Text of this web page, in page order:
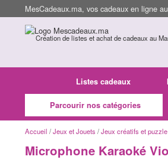
MesCadeaux.ma, vos cadeaux en ligne
Création de listes et achat de cadeaux au
Listes cadeaux
Parcourir nos catégories
Accueil /Jeux et Jouets /Jeux créatifs et puzzle
Microphone Karaoké